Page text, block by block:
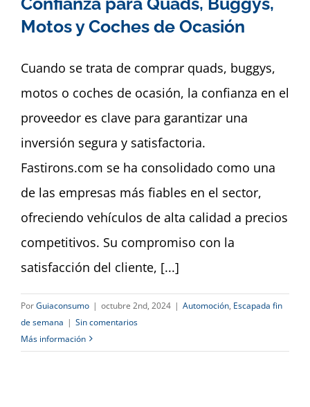
Dashboard
Motos y Coches de Ocasión
Cuando se trata de comprar quads, buggys,
motos o coches de ocasión, la confianza en el
proveedor es clave para garantizar una
inversión segura y satisfactoria.
Fastirons.com se ha consolidado como una
de las empresas más fiables en el sector,
ofreciendo vehículos de alta calidad a precios
competitivos. Su compromiso con la
satisfacción del cliente, [...]
PorGuiaconsumo | octubre 2nd, 2024 | Automoción, Escapada fin
de semana | Sin comentarios
Más información